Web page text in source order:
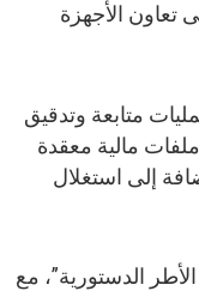
تعاون الأجهزة
متابعة وتدقيق
مالية معقدة
إلى استغلال
الدستورية”، مع